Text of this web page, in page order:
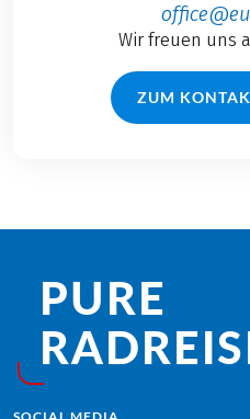
Wir freuen uns
ZUM
PURE